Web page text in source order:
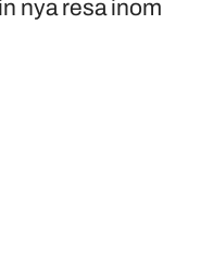
nya resa inom